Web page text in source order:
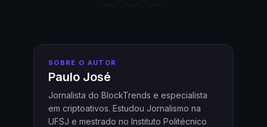
SOBRE O AUTOR
Paulo José
Jornalista do BlockTrends e especialista
em criptoativos. Estudou Jornalismo na
UFSJ e mestrado no Instituto Politécnico